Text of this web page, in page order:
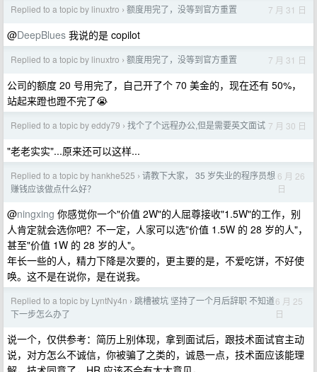
Replied to a topic by linuxtro › 额度用完了，没等到官方重置 7 月 31 日
@DeepBlues 我说的是 copilot
Replied to a topic by linuxtro › 额度用完了，没等到官方重置 7 月 31 日
公司的额度 20 号用完了，自己开了个 70 美金的，现在还有 50%，
站起来蹬也蹬不完了😭
Replied to a topic by eddy79 › 找个了个远程办公,但是需要英文面试 7 月 30 日
"老老实实"...原来还可以这样...
Replied to a topic by hankhe525 › 请教下大家， 35 岁失业的程序员想
赚钱应该做点什么好？
6 月 26
日
@ningxing 你感觉你一个"价值 2W"的人屈尊接收"1.5W"的工作，别
人肯定就会选你吧？不一定，人家可以选"价值 1.5W 的 28 岁的人"，
甚至"价值 1W 的 28 岁的人"。
年长一些的人，精力下降是次要的，更主要的是，不爱吃饼，不好使
唤。这不是在说你，是在说我。
Replied to a topic by LyntNy4n › 跳槽被坑 坚持了一个月后辞职 不知道
下一步怎么办了
6 月 25
日
说一个，仅供参考：简历上别体现，拿到面试后，跟技术面试官主动
说，对方怎么不诚信，你被骗了之类的，诚恳一点，技术面应该能理